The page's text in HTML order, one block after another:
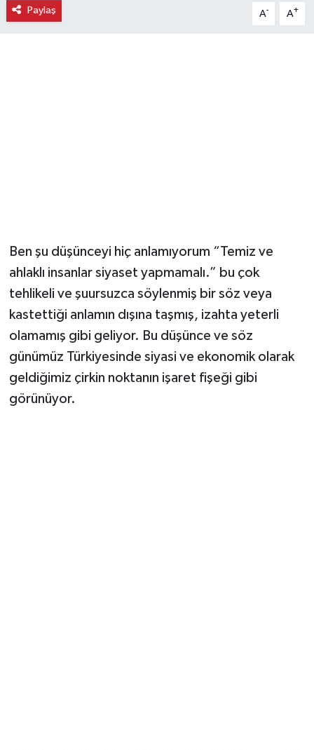
Paylaş A- A+
Ben şu düşünceyi hiç anlamıyorum “Temiz ve
ahlaklı insanlar siyaset yapmamalı.” bu çok
tehlikeli ve şuursuzca söylenmiş bir söz veya
kastettiği anlamın dışına taşmış, izahta yeterli
olamamış gibi geliyor. Bu düşünce ve söz
günümüz Türkiyesinde siyasi ve ekonomik olarak
geldiğimiz çirkin noktanın işaret fişeği gibi
görünüyor.
Ekonomi
Keşfet
Kültür & Sanat
Magazin
Resmi İlanlar
Sağlık